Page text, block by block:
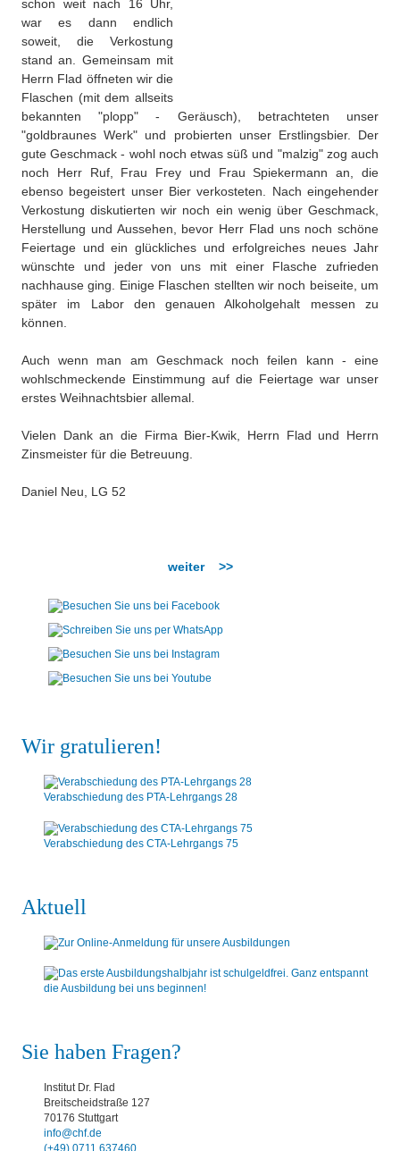
schon weit nach 16 Uhr,
war es dann endlich
soweit, die Verkostung
stand an. Gemeinsam mit
Herrn Flad öffneten wir die
Flaschen (mit dem allseits
bekannten "plopp" - Geräusch), betrachteten unser
"goldbraunes Werk" und probierten unser Erstlingsbier. Der
gute Geschmack - wohl noch etwas süß und "malzig" zog auch
noch Herr Ruf, Frau Frey und Frau Spiekermann an, die
ebenso begeistert unser Bier verkosteten. Nach eingehender
Verkostung diskutierten wir noch ein wenig über Geschmack,
Herstellung und Aussehen, bevor Herr Flad uns noch schöne
Feiertage und ein glückliches und erfolgreiches neues Jahr
wünschte und jeder von uns mit einer Flasche zufrieden
nachhause ging. Einige Flaschen stellten wir noch beiseite, um
später im Labor den genauen Alkoholgehalt messen zu
können.
Auch wenn man am Geschmack noch feilen kann - eine
wohlschmeckende Einstimmung auf die Feiertage war unser
erstes Weihnachtsbier allemal.
Vielen Dank an die Firma Bier-Kwik, Herrn Flad und Herrn
Zinsmeister für die Betreuung.
Daniel Neu, LG 52
weiter >>
Wir gratulieren!
Verabschiedung des PTA-Lehrgangs 28
Verabschiedung des CTA-Lehrgangs 75
Aktuell
Sie haben Fragen?
Institut Dr. Flad
Breitscheidstraße 127
70176 Stuttgart
info@chf.de